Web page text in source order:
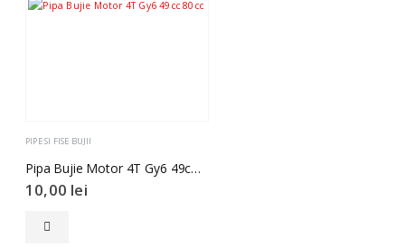
PIPE SI FISE BUJII
Pipa Bujie Motor 4T Gy6 49cc 80cc
10,00 lei